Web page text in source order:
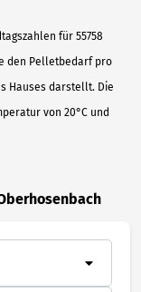
für 55758
den Pelletbedarf pro
Hauses darstellt. Die
von 20°C und